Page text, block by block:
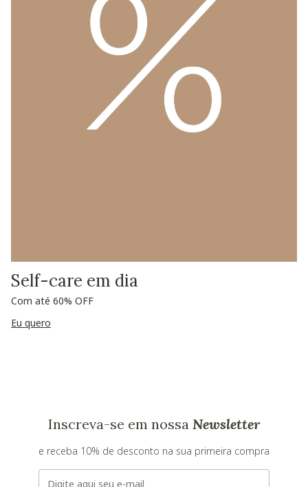
Self-care em dia
Com até 60% OFF
Eu quero
Inscreva-se em nossa Newsletter
e receba 10% de desconto na sua primeira compra
E-mail